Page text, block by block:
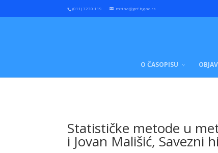
(011) 3230 119 mtina@grf.bg.ac.rs
O ČASOPISU
Statističke metode u
i Jovan Mališić, Savezni